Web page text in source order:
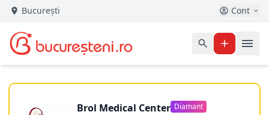
București Cont
Brol Medical Center Diamant